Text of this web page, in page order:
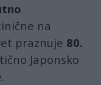
na
praznuje 80.
Japonsko